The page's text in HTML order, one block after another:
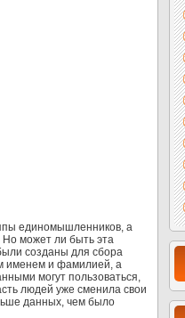
единомышленников, а
может ли быть эта
созданы для сбора
именем и фамилией, а
могут пользоваться,
людей уже сменила свои
данных, чем было